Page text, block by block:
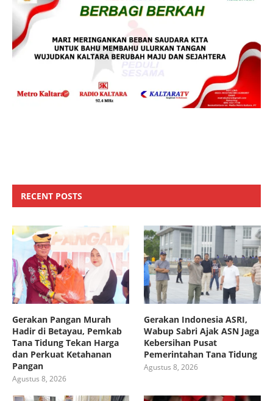
RECENT POSTS
Gerakan Pangan Murah
Hadir di Betayau, Pemkab
Tana Tidung Tekan Harga
dan Perkuat Ketahanan
Pangan
Agustus 8, 2026
Gerakan Indonesia ASRI,
Wabup Sabri Ajak ASN Jaga
Kebersihan Pusat
Pemerintahan Tana Tidung
Agustus 8, 2026